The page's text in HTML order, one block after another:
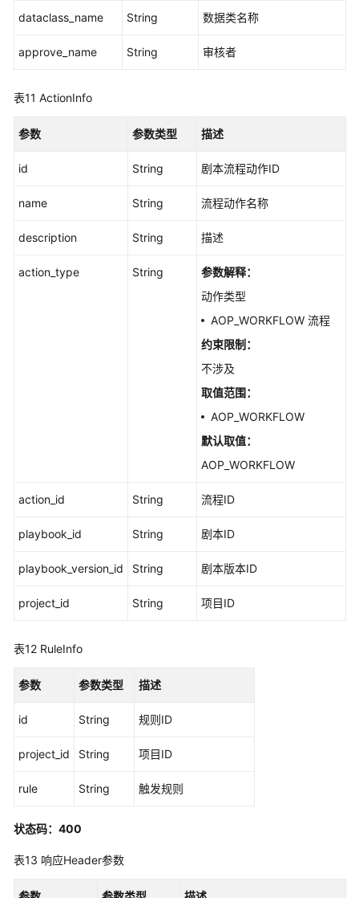
任
中
标
管
间
理
委
管
理
连
管
dataclass_name String 数据类名称
approve_name String 审核者
表11 ActionInfo
参数 参数类型 描述
id String 剧本流程动作ID
name String 流程动作名称
description String 描述
action_type String
参数解释：
动作类型
AOP_WORKFLOW 流程
约束限制：
不涉及
取值范围：
AOP_WORKFLOW
默认取值：
AOP_WORKFLOW
action_id String 流程ID
playbook_id String 剧本ID
playbook_version_id String 剧本版本ID
project_id String 项目ID
表12 RuleInfo
参数 参数类型 描述
id String 规则ID
project_id String 项目ID
rule String 触发规则
状态码：400
表13 响应Header参数